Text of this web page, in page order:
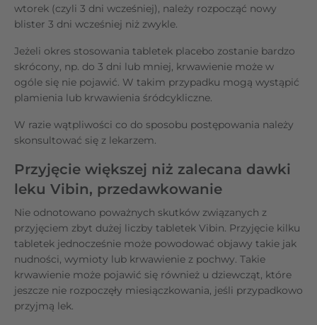
wtorek (czyli 3 dni wcześniej), należy rozpocząć nowy
blister 3 dni wcześniej niż zwykle.
Jeżeli okres stosowania tabletek placebo zostanie bardzo
skrócony, np. do 3 dni lub mniej, krwawienie może w
ogóle się nie pojawić. W takim przypadku mogą wystąpić
plamienia lub krwawienia śródcykliczne.
W razie wątpliwości co do sposobu postępowania należy
skonsultować się z lekarzem.
Przyjęcie większej niż zalecana dawki
leku Vibin, przedawkowanie
Nie odnotowano poważnych skutków związanych z
przyjęciem zbyt dużej liczby tabletek Vibin. Przyjęcie kilku
tabletek jednocześnie może powodować objawy takie jak
nudności, wymioty lub krwawienie z pochwy. Takie
krwawienie może pojawić się również u dziewcząt, które
jeszcze nie rozpoczęły miesiączkowania, jeśli przypadkowo
przyjmą lek.